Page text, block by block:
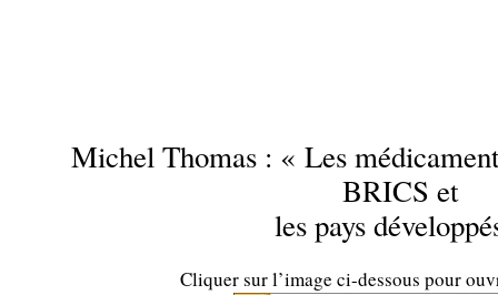
Michel Thomas : « Les
BRICS et
les pays
Cliquer sur l’image ci-dessous pour